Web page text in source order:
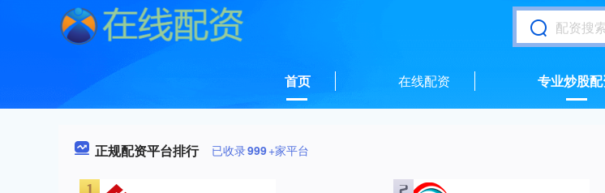
首页 在线配资 专业炒股
正规配资平台排行 已收录999+家平台